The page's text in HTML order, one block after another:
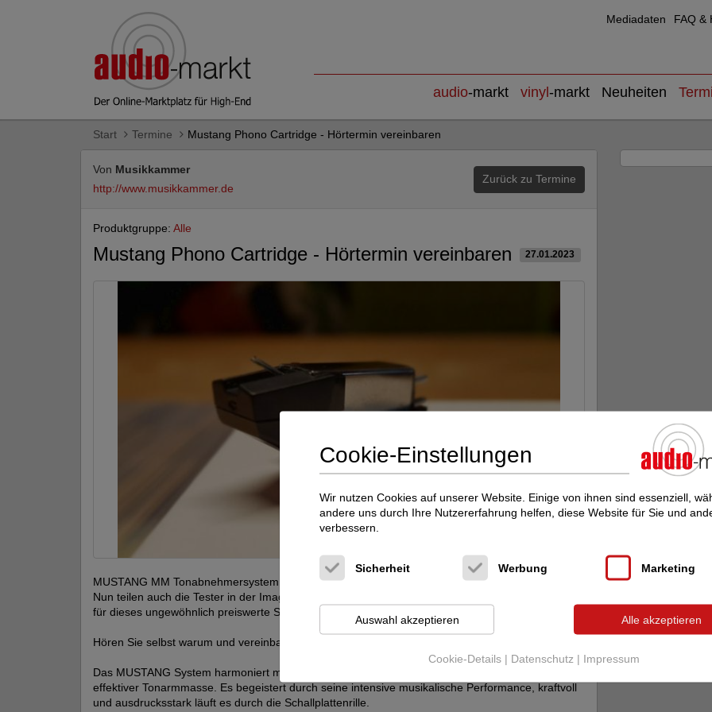
Mediadaten FAQ &
audio-markt vinyl -markt Neuheiten
Start Termine Mustang Phono Cartridge - Hörtermin vereinbaren
Von Musikkammer
http://www.musikkammer.de
Zurück zu Termine
Produktgruppe: Alle
Mustang Phono Cartridge - Hörtermin vereinbaren 27.01.2023
MUSTANG MM Tonabnehmersystem
Nun teilen auch die Tester in der Image Hifi (3/21) und Audio (6/21) unsere Begeisterung
für dieses ungewöhnlich preiswerte System.
Hören Sie selbst warum und vereinbaren einen Hörtermin mit uns!
Das MUSTANG System harmoniert mit leichten und mittelschweren Tonarmen, bis ca. 14 Gramm
effektiver Tonarmmasse. Es begeistert durch seine intensive musikalische Performance, kraftvoll
und ausdrucksstark läuft es durch die Schallplattenrille.
Cookie-Einstellungen
Wir nutzen Cookies auf unserer Website. Einige von ihnen sind essenziell,
andere uns durch Ihre Nutzererfahrung helfen, diese Website für Sie und
verbessern.
Cookie-Details | Datenschutz | Impressum
Sicherheit Werbung Marketing
Auswahl akzeptieren Alle akzeptieren